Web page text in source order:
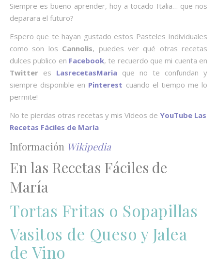
Siempre es bueno aprender, hoy a tocado Italia… que nos
deparara el futuro?
Espero que te hayan gustado estos Pasteles Individuales
como son los Cannolis, puedes ver qué otras recetas
dulces publico en Facebook, te recuerdo que mi cuenta en
Twitter es LasrecetasMaria que no te confundan y
siempre disponible en Pinterest cuando el tiempo me lo
permite!
No te pierdas otras recetas y mis Vídeos de YouTube Las
Recetas Fáciles de María
Información Wikipedia
En las Recetas Fáciles de
María
Tortas Fritas o Sopapillas
Vasitos de Queso y Jalea
de Vino